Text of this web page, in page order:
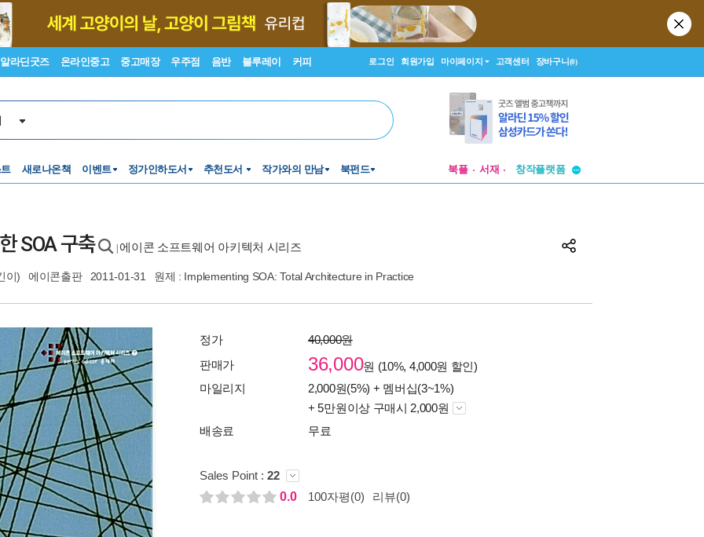
알라딘굿즈 온라인중고 중고매장 우주점 음반 블루레이 커피 로그인 회원가입 마이페이지 고객센터 장바구니(0)
새로나온책 이벤트 정가인하도서 추천도서 작가와의 만남 북펀드 북플 서재
투비컨티뉴드
투비컨티뉴드
SOA 구축 에이콘 소프트웨어 아키텍처 시리즈
이) 에이콘출판 2011-01-31 원제 : Implementing SOA: Total Architecture in Practice
정가
40,000원
판매가
36,000원 (10%, 4,000원 할인)
마일리지
2,000원(5%) + 멤버십(3~1%)
+ 5만원이상 구매시 2,000원
배송료
무료
Sales Point : 22
0.0
100자평(0) 리뷰(0)